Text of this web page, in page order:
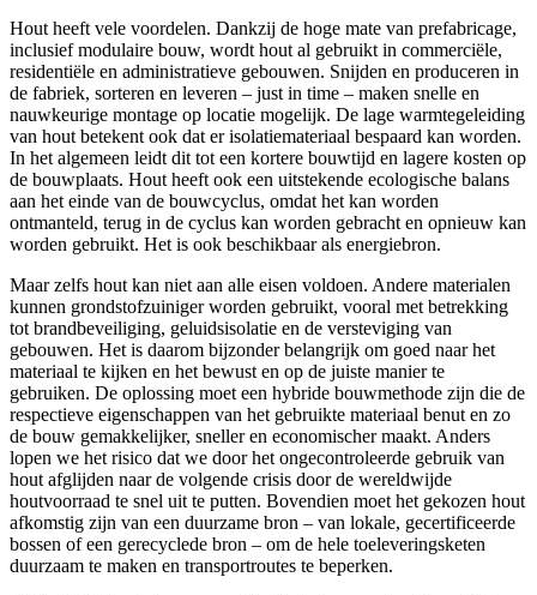
Hout heeft vele voordelen. Dankzij de hoge mate van prefabricage,
inclusief modulaire bouw, wordt hout al gebruikt in commerciële,
residentiële en administratieve gebouwen. Snijden en produceren in
de fabriek, sorteren en leveren – just in time – maken snelle en
nauwkeurige montage op locatie mogelijk. De lage warmtegeleiding
van hout betekent ook dat er isolatiemateriaal bespaard kan worden.
In het algemeen leidt dit tot een kortere bouwtijd en lagere kosten op
de bouwplaats. Hout heeft ook een uitstekende ecologische balans
aan het einde van de bouwcyclus, omdat het kan worden
ontmanteld, terug in de cyclus kan worden gebracht en opnieuw kan
worden gebruikt. Het is ook beschikbaar als energiebron.
Maar zelfs hout kan niet aan alle eisen voldoen. Andere materialen
kunnen grondstofzuiniger worden gebruikt, vooral met betrekking
tot brandbeveiliging, geluidsisolatie en de versteviging van
gebouwen. Het is daarom bijzonder belangrijk om goed naar het
materiaal te kijken en het bewust en op de juiste manier te
gebruiken. De oplossing moet een hybride bouwmethode zijn die de
respectieve eigenschappen van het gebruikte materiaal benut en zo
de bouw gemakkelijker, sneller en economischer maakt. Anders
lopen we het risico dat we door het ongecontroleerde gebruik van
hout afglijden naar de volgende crisis door de wereldwijde
houtvoorraad te snel uit te putten. Bovendien moet het gekozen hout
afkomstig zijn van een duurzame bron – van lokale, gecertificeerde
bossen of een gerecyclede bron – om de hele toeleveringsketen
duurzaam te maken en transportroutes te beperken.